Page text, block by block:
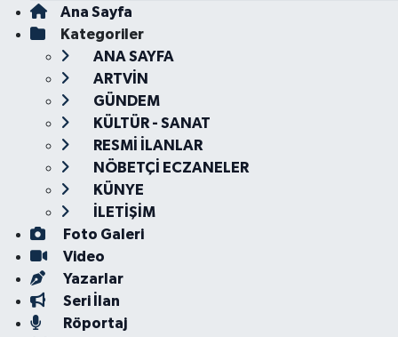
Ana Sayfa
Kategoriler
ANA SAYFA
ARTVİN
GÜNDEM
KÜLTÜR - SANAT
RESMİ İLANLAR
NÖBETÇİ ECZANELER
KÜNYE
İLETİŞİM
Foto Galeri
Video
Yazarlar
Seri İlan
Röportaj